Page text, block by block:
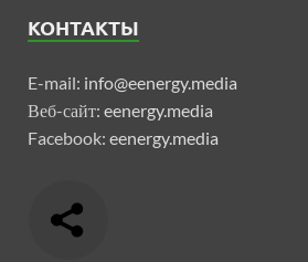
КОНТАКТЫ
E-mail: info@eenergy.media
Веб-сайт: eenergy.media
Facebook: eenergy.media